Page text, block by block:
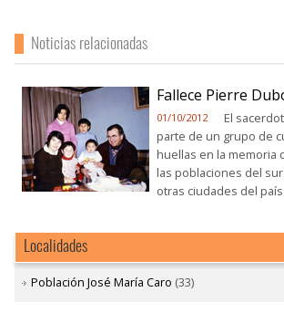
Noticias relacionadas
Fallece Pierre
01/10/2012
El
parte de un grupo de
huellas en la memoria
las poblaciones del
otras ciudades del país.
Localidades
Población José María Caro (33)